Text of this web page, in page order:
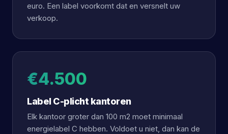
euro. Een label voorkomt dat en versnelt uw
verkoop.
€4.500
Label C-plicht kantoren
Elk kantoor groter dan 100 m2 moet minimaal
energielabel C hebben. Voldoet u niet, dan kan de